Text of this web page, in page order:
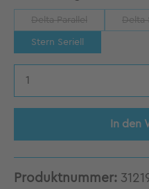
Delta Parallel Delta
Stern Seriell
Produkt Anzahl:
In den
Produktnummer: